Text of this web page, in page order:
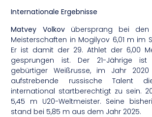
Internationale Ergebnisse
Matvey Volkovübersprang bei den
Meisterschaften in Mogilyov 6,01 m im
Er ist damit der 29. Athlet der 6,00
gesprungen ist. Der 21-Jährige ist
gebürtiger Weißrusse, im Jahr
aufstrebende russische Talent
international startberechtigt zu sein.
5,45 m U20-Weltmeister. Seine
stand bei 5,85 m aus dem Jahr 2025.